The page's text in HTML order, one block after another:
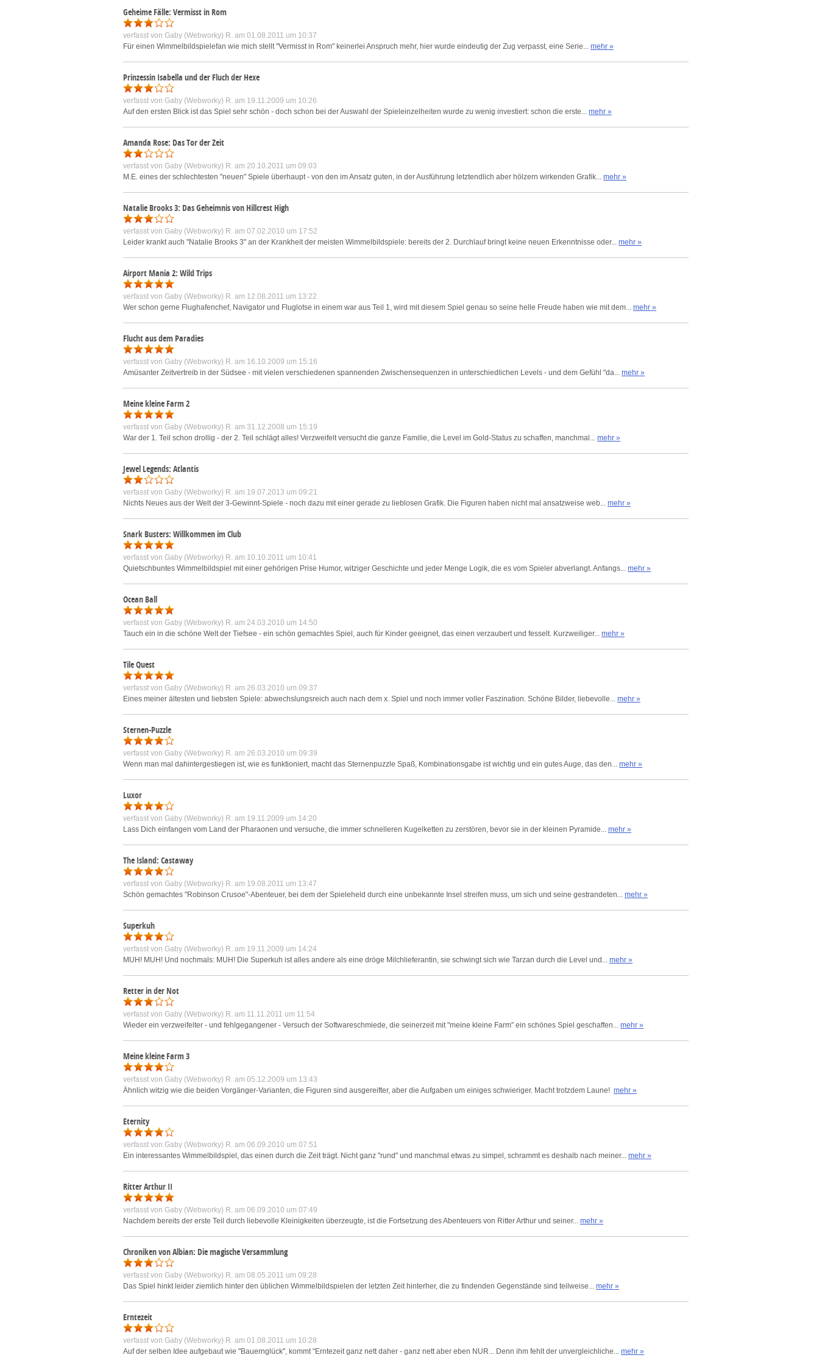
Geheime Fälle: Vermisst in Rom
verfasst von Gaby (Webworky) R. am 01.08.2011 um 10:37
Für einen Wimmelbildspielefan wie mich stellt "Vermisst in Rom" keinerlei Anspruch mehr, hier wurde eindeutig der Zug verpasst, eine Serie... mehr »
Prinzessin Isabella und der Fluch der Hexe
verfasst von Gaby (Webworky) R. am 19.11.2009 um 10:26
Auf den ersten Blick ist das Spiel sehr schön - doch schon bei der Auswahl der Spieleinzelheiten wurde zu wenig investiert: schon die erste... mehr »
Amanda Rose: Das Tor der Zeit
verfasst von Gaby (Webworky) R. am 20.10.2011 um 09:03
M.E. eines der schlechtesten "neuen" Spiele überhaupt - von den im Ansatz guten, in der Ausführung letztendlich aber hölzern wirkenden Grafik... mehr »
Natalie Brooks 3: Das Geheimnis von Hillcrest High
verfasst von Gaby (Webworky) R. am 07.02.2010 um 17:52
Leider krankt auch "Natalie Brooks 3" an der Krankheit der meisten Wimmelbildspiele: bereits der 2. Durchlauf bringt keine neuen Erkenntnisse oder... mehr »
Airport Mania 2: Wild Trips
verfasst von Gaby (Webworky) R. am 12.08.2011 um 13:22
Wer schon gerne Flughafenchef, Navigator und Fluglotse in einem war aus Teil 1, wird mit diesem Spiel genau so seine helle Freude haben wie mit dem... mehr »
Flucht aus dem Paradies
verfasst von Gaby (Webworky) R. am 16.10.2009 um 15:16
Amüsanter Zeitvertreib in der Südsee - mit vielen verschiedenen spannenden Zwischensequenzen in unterschiedlichen Levels - und dem Gefühl "da... mehr »
Meine kleine Farm 2
verfasst von Gaby (Webworky) R. am 31.12.2008 um 15:19
War der 1. Teil schon drollig - der 2. Teil schlägt alles! Verzweifelt versucht die ganze Familie, die Level im Gold-Status zu schaffen, manchmal... mehr »
Jewel Legends: Atlantis
verfasst von Gaby (Webworky) R. am 19.07.2013 um 09:21
Nichts Neues aus der Welt der 3-Gewinnt-Spiele - noch dazu mit einer gerade zu lieblosen Grafik. Die Figuren haben nicht mal ansatzweise web... mehr »
Snark Busters: Willkommen im Club
verfasst von Gaby (Webworky) R. am 10.10.2011 um 10:41
Quietschbuntes Wimmelbildspiel mit einer gehörigen Prise Humor, witziger Geschichte und jeder Menge Logik, die es vom Spieler abverlangt. Anfangs... mehr »
Ocean Ball
verfasst von Gaby (Webworky) R. am 24.03.2010 um 14:50
Tauch ein in die schöne Welt der Tiefsee - ein schön gemachtes Spiel, auch für Kinder geeignet, das einen verzaubert und fesselt. Kurzweiliger... mehr »
Tile Quest
verfasst von Gaby (Webworky) R. am 26.03.2010 um 09:37
Eines meiner ältesten und liebsten Spiele: abwechslungsreich auch nach dem x. Spiel und noch immer voller Faszination. Schöne Bilder, liebevolle... mehr »
Sternen-Puzzle
verfasst von Gaby (Webworky) R. am 26.03.2010 um 09:39
Wenn man mal dahintergestiegen ist, wie es funktioniert, macht das Sternenpuzzle Spaß, Kombinationsgabe ist wichtig und ein gutes Auge, das den... mehr »
Luxor
verfasst von Gaby (Webworky) R. am 19.11.2009 um 14:20
Lass Dich einfangen vom Land der Pharaonen und versuche, die immer schnelleren Kugelketten zu zerstören, bevor sie in der kleinen Pyramide... mehr »
The Island: Castaway
verfasst von Gaby (Webworky) R. am 19.08.2011 um 13:47
Schön gemachtes "Robinson Crusoe"-Abenteuer, bei dem der Spieleheld durch eine unbekannte Insel streifen muss, um sich und seine gestrandeten... mehr »
Superkuh
verfasst von Gaby (Webworky) R. am 19.11.2009 um 14:24
MUH! MUH! Und nochmals: MUH! Die Superkuh ist alles andere als eine dröge Milchlieferantin, sie schwingt sich wie Tarzan durch die Level und... mehr »
Retter in der Not
verfasst von Gaby (Webworky) R. am 11.11.2011 um 11:54
Wieder ein verzweifelter - und fehlgegangener - Versuch der Softwareschmiede, die seinerzeit mit "meine kleine Farm" ein schönes Spiel geschaffen... mehr »
Meine kleine Farm 3
verfasst von Gaby (Webworky) R. am 05.12.2009 um 13:43
Ähnlich witzig wie die beiden Vorgänger-Varianten, die Figuren sind ausgereifter, aber die Aufgaben um einiges schwieriger. Macht trotzdem Laune! mehr »
Eternity
verfasst von Gaby (Webworky) R. am 06.09.2010 um 07:51
Ein interessantes Wimmelbildspiel, das einen durch die Zeit trägt. Nicht ganz "rund" und manchmal etwas zu simpel, schrammt es deshalb nach meiner... mehr »
Ritter Arthur II
verfasst von Gaby (Webworky) R. am 06.09.2010 um 07:49
Nachdem bereits der erste Teil durch liebevolle Kleinigkeiten überzeugte, ist die Fortsetzung des Abenteuers von Ritter Arthur und seiner... mehr »
Chroniken von Albian: Die magische Versammlung
verfasst von Gaby (Webworky) R. am 08.05.2011 um 09:28
Das Spiel hinkt leider ziemlich hinter den üblichen Wimmelbildspielen der letzten Zeit hinterher, die zu findenden Gegenstände sind teilweise... mehr »
Erntezeit
verfasst von Gaby (Webworky) R. am 01.08.2011 um 10:28
Auf der selben Idee aufgebaut wie "Bauernglück", kommt "Erntezeit ganz nett daher - ganz nett aber eben NUR... Denn ihm fehlt der unvergleichliche... mehr »